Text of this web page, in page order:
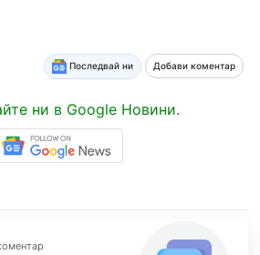
Последвай ни Добави коментар
ни в Google Новини.